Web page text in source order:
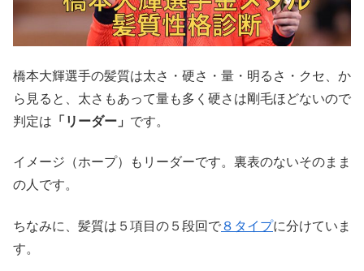
橋本大輝選手の髪質は太さ・硬さ・量・明るさ・クセ、か
ら見ると、太さもあって量も多く硬さは剛毛ほどないので
判定は 「リーダー」 です。
イメージ（ホープ）もリーダーです。裏表のないそのまま
の人です。
ちなみに、髪質は５項目の５段回で８タイプに分けていま
す。